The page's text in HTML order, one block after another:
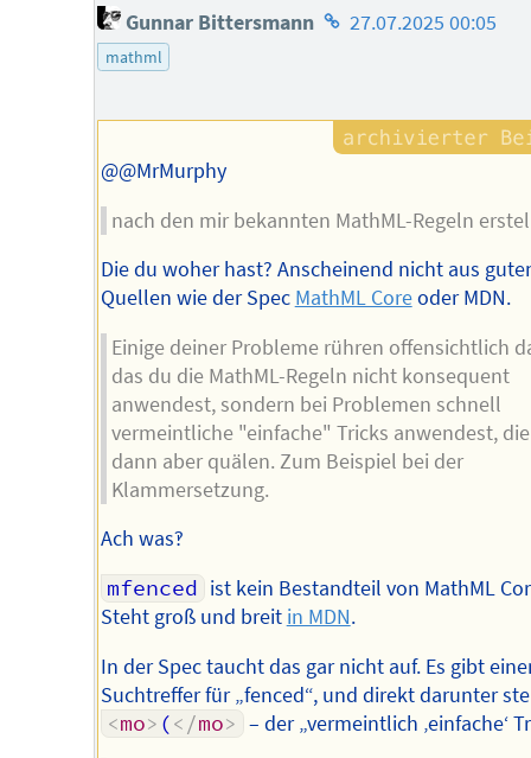
Gunnar Bittersmann Homepage
27.07.2025 00:05
mathml
@@MrMurphy
nach den mir bekannten MathML-Regeln
Die du woher hast? Anscheinend nicht aus
Quellen wie der Spec MathML Coreoder MDN.
Einige deiner Probleme rühren offensichtlich
das du die MathML-Regeln nicht konsequent
anwendest, sondern bei Problemen schnell
vermeintliche "einfache" Tricks anwendest,
dann aber quälen. Zum Beispiel bei der
Klammersetzung.
Ach was‽
mfenced ist kein Bestandteil von MathML
Steht groß und breit in MDN.
In der Spec taucht das gar nicht auf. Es gibt
Suchtreffer für „fenced“, und direkt darunter
<mo> (</mo> – der „vermeintlich ‚einfache‘